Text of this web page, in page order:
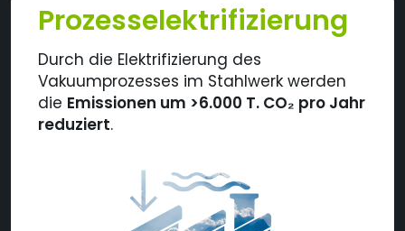
Prozesselektrifizierung
Durch die Elektrifizierung des
Vakuumprozesses im Stahlwerk werden
die Emissionen um >6.000 T. CO₂ pro Jahr
reduziert.